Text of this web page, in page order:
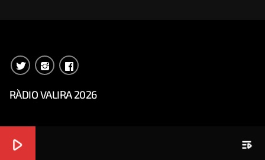
RÀDIO VALIRA 2026
play_arrow playlist_play